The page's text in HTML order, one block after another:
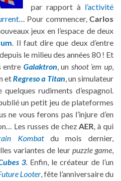
par rapport à l’activité
… Pour commencer, Carlos
jeux en l’espace de deux
. Il faut dire que deux d’entre
le milieu des années 80 ! Et
entre Galaktron, un shoot ’em up,
etRegreso a Titan, un simulateur
rudiments d’espagnol.
un petit jeu de plateformes
ne vous ferons pas l’injure d’en
Les russes de chezAER, à qui
Kombatdu mois dernier,
variantes de leur puzzle game,
3. Enfin, le créateur de l’un
Looter, fête l’anniversaire du